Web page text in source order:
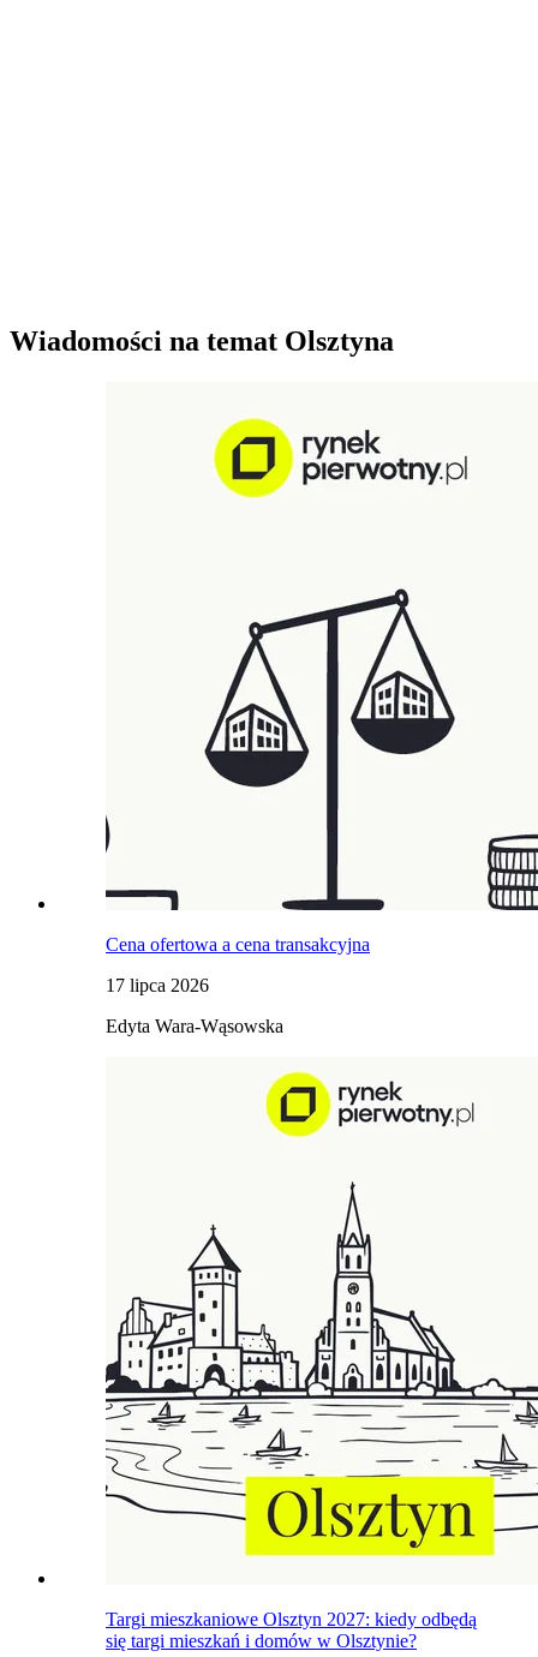
Wiadomości na temat Olsztyna
Cena ofertowa a cena transakcyjna
17 lipca 2026
Edyta Wara-Wąsowska
Targi mieszkaniowe Olsztyn 2027: kiedy odbędą
się targi mieszkań i domów w Olsztynie?